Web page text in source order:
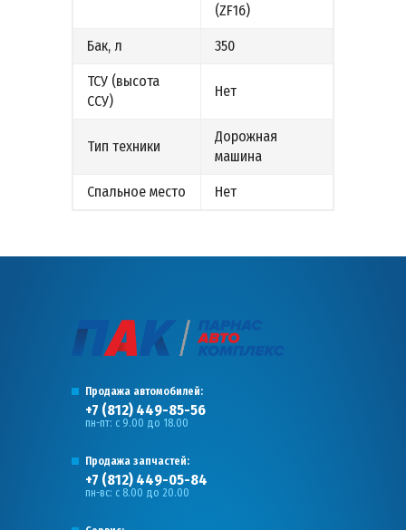
(ZF16)
Бак, л 350
ТСУ (высота
ССУ)
Нет
Тип техники
Дорожная
машина
Спальное место Нет
Продажа автомобилей:
+7 (812) 449-85-56
пн-пт: с 9.00 до 18.00
Продажа запчастей:
+7 (812) 449-05-84
пн-вс: с 8.00 до 20.00